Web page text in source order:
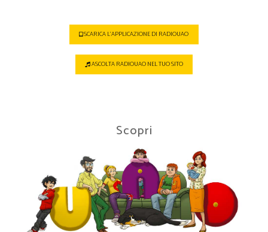
SCARICA L'APPLICAZIONE DI RADIOUAO
ASCOLTA RADIOUAO NEL TUO SITO
Scopri